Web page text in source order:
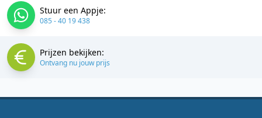
Stuur een Appje:
085 - 40 19 438
Prijzen bekijken:
Ontvang nu jouw prijs